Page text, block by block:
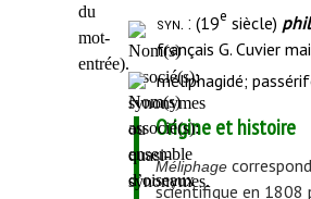
syn. : (19e siècle)
français G. Cuvier
méliphagidé;
Origine et histoire
Méliphage
scientifique en 1808